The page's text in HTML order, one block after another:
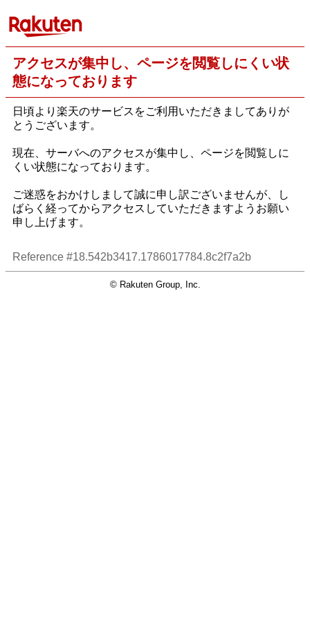
アクセスが集中し、ページを閲覧しにくい状
態になっております
日頃より楽天のサービスをご利用いただきましてありが
とうございます。
現在、サーバへのアクセスが集中し、ページを閲覧しに
くい状態になっております。
ご迷惑をおかけしまして誠に申し訳ございませんが、し
ばらく経ってからアクセスしていただきますようお願い
申し上げます。
Reference #18.542b3417.1786017784.8c2f7a2b
© Rakuten Group, Inc.